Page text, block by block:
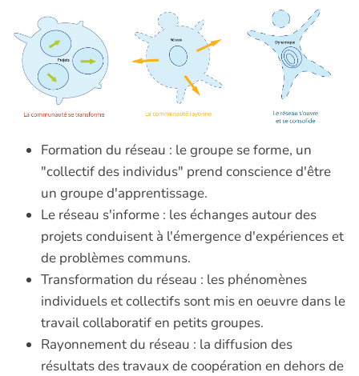
Formation du réseau : le groupe se forme, un
"collectif des individus" prend conscience d'être
un groupe d'apprentissage.
Le réseau s'informe : les échanges autour des
projets conduisent à l'émergence d'expériences et
de problèmes communs.
Transformation du réseau : les phénomènes
individuels et collectifs sont mis en oeuvre dans le
travail collaboratif en petits groupes.
Rayonnement du réseau : la diffusion des
résultats des travaux de coopération en dehors de